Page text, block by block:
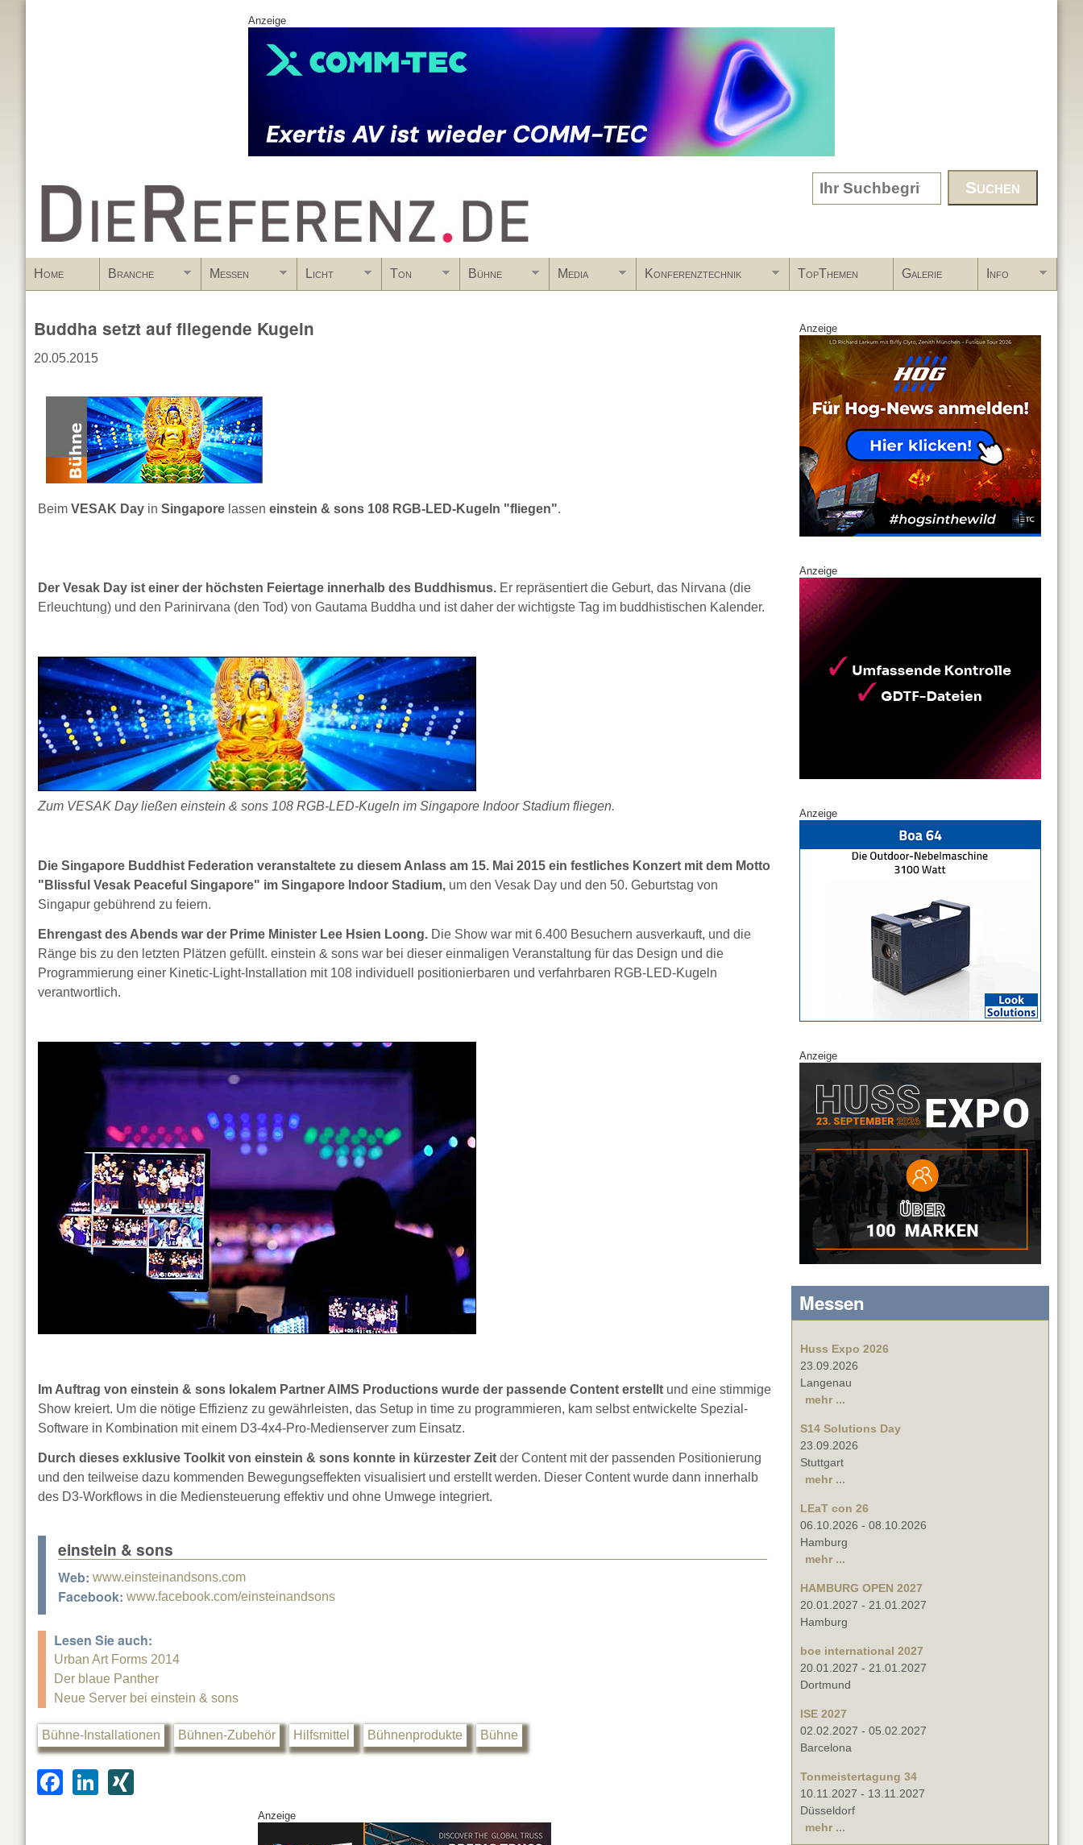
Anzeige
www.DieReferenz.de Search form
Home Branche Messen Licht Ton Bühne Media Konferenztechnik TopThemen Galerie Info
Buddha setzt auf fliegende Kugeln
20.05.2015
Beim VESAK Day in Singapore lassen einstein & sons 108 RGB-LED-Kugeln "fliegen".
Der Vesak Day ist einer der höchsten Feiertage innerhalb des Buddhismus. Er repräsentiert die Geburt, das Nirvana (die
Erleuchtung) und den Parinirvana (den Tod) von Gautama Buddha und ist daher der wichtigste Tag im buddhistischen Kalender.
Zum VESAK Day ließen einstein & sons 108 RGB-LED-Kugeln im Singapore Indoor Stadium fliegen.
Die Singapore Buddhist Federation veranstaltete zu diesem Anlass am 15. Mai 2015 ein festliches Konzert mit dem Motto
"Blissful Vesak Peaceful Singapore" im Singapore Indoor Stadium, um den Vesak Day und den 50. Geburtstag von
Singapur gebührend zu feiern.
Ehrengast des Abends war der Prime Minister Lee Hsien Loong. Die Show war mit 6.400 Besuchern ausverkauft, und die
Ränge bis zu den letzten Plätzen gefüllt. einstein & sons war bei dieser einmaligen Veranstaltung für das Design und die
Programmierung einer Kinetic-Light-Installation mit 108 individuell positionierbaren und verfahrbaren RGB-LED-Kugeln
verantwortlich.
Im Auftrag von einstein & sons lokalem Partner AIMS Productions wurde der passende Content erstellt und eine stimmige
Show kreiert. Um die nötige Effizienz zu gewährleisten, das Setup in time zu programmieren, kam selbst entwickelte Spezial-
Software in Kombination mit einem D3-4x4-Pro-Medienserver zum Einsatz.
Durch dieses exklusive Toolkit von einstein & sons konnte in kürzester Zeit der Content mit der passenden Positionierung
und den teilweise dazu kommenden Bewegungseffekten visualisiert und erstellt werden. Dieser Content wurde dann innerhalb
des D3-Workflows in die Mediensteuerung effektiv und ohne Umwege integriert.
einstein & sons
Web: www.einsteinandsons.com
Facebook: www.facebook.com/einsteinandsons
Lesen Sie auch:
Urban Art Forms 2014
Der blaue Panther
Neue Server bei einstein & sons
Bühne-Installationen Bühnen-Zubehör Hilfsmittel Bühnenprodukte Bühne
F
Li
Anzeige
Anzeige
Anzeige
Anzeige
Anzeige
Messen
Huss Expo 2026
23.09.2026
Langenau
mehr ...
S14 Solutions Day
23.09.2026
Stuttgart
mehr ...
LEaT con 26
06.10.2026 - 08.10.2026
Hamburg
mehr ...
HAMBURG OPEN 2027
20.01.2027 - 21.01.2027
Hamburg
boe international 2027
20.01.2027 - 21.01.2027
Dortmund
ISE 2027
02.02.2027 - 05.02.2027
Barcelona
Tonmeistertagung 34
10.11.2027 - 13.11.2027
Düsseldorf
mehr ...